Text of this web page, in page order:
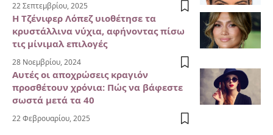
22 Σεπτεμβρίου, 2025
Η Τζένιφερ Λόπεζ υιοθέτησε τα
κρυστάλλινα νύχια, αφήνοντας πίσω
τις μίνιμαλ επιλογές
28 Νοεμβρίου, 2024
Αυτές οι αποχρώσεις κραγιόν
προσθέτουν χρόνια: Πώς να βάφεστε
σωστά μετά τα 40
22 Φεβρουαρίου, 2025